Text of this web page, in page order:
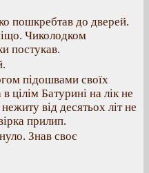
пошкребтав до дверей.
Чиколодком
постукав.
підошвами своїх
цілім Батурині на лік не
від десятьох літ не
прилип.
Знав своє